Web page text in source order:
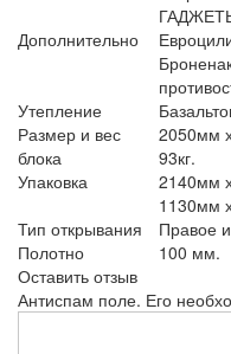
Дополнительно
Утепление
Размер и вес
блока
2050мм
93кг.
Упаковка
2140мм
1130мм
Тип открывания
Правое
Полотно
100 мм.
Оставить отзыв
Антиспам поле. Его